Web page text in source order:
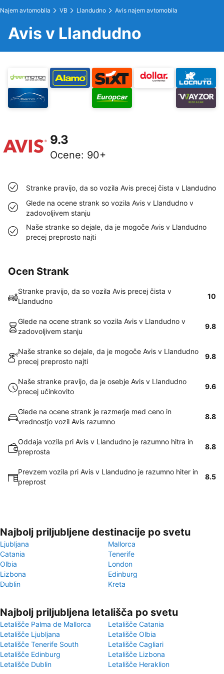
Najem avtomobila VB Llandudno Avis najem avtomobila
Avis v Llandudno
9.3
Ocene: 90+
Stranke pravijo, da so vozila Avis precej čista v Llandudno
Glede na ocene strank so vozila Avis v Llandudno v
zadovoljivem stanju
Naše stranke so dejale, da je mogoče Avis v Llandudno
precej preprosto najti
Ocen Strank
Stranke pravijo, da so vozila Avis precej čista v
Llandudno
10
Glede na ocene strank so vozila Avis v Llandudno v
zadovoljivem stanju
9.8
Naše stranke so dejale, da je mogoče Avis v Llandudno
precej preprosto najti
9.8
Naše stranke pravijo, da je osebje Avis v Llandudno
precej učinkovito
9.6
Glede na ocene strank je razmerje med ceno in
vrednostjo vozil Avis razumno
8.8
Oddaja vozila pri Avis v Llandudno je razumno hitra in
preprosta
8.8
Prevzem vozila pri Avis v Llandudno je razumno hiter in
preprost
8.5
Najbolj priljubljene destinacije po svetu
Ljubljana
Mallorca
Catania
Tenerife
Olbia
London
Lizbona
Edinburg
Dublin
Kreta
Najbolj priljubljena letališča po svetu
Letališče Palma de Mallorca
Letališče Catania
Letališče Ljubljana
Letališče Olbia
Letališče Tenerife South
Letališče Cagliari
Letališče Edinburg
Letališče Lizbona
Letališče Dublin
Letališče Heraklion